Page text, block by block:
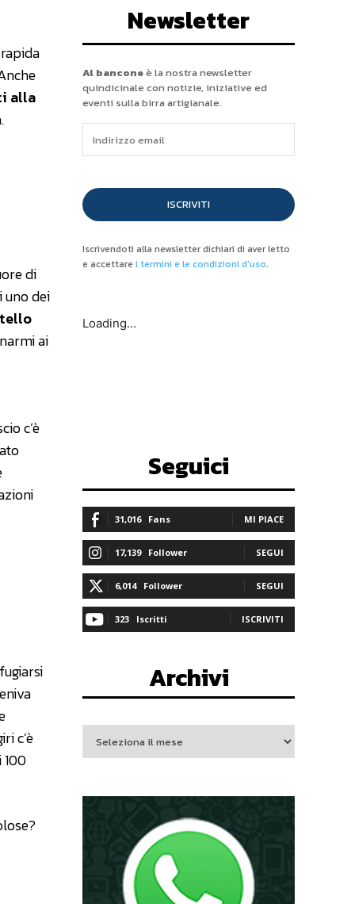
alla
di
uno dei
ai
c’è
c’è
Newsletter
Al banconeè la nostra newsletter
quindicinale con notizie, iniziative ed
eventi sulla birra artigianale.
ISCRIVITI
Iscrivendoti alla newsletter dichiari di aver letto
e accettare i termini e le condizioni d'uso.
Loading...
Seguici
31,016 Fans MI PIACE
17,139 Follower SEGUI
6,014 Follower SEGUI
323 Iscritti ISCRIVITI
Archivi